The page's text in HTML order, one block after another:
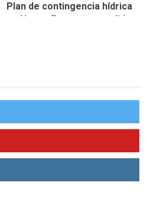
Plan de contingencia hídrica
en Nueva Esparta consolida